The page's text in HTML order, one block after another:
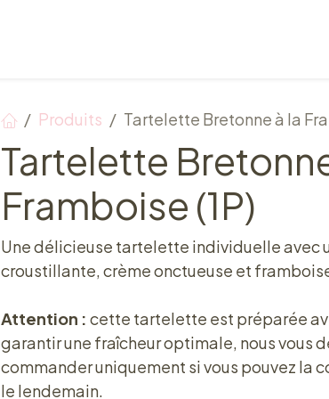
Produits Tartelette Bretonne à la
Tartelette
Framboise (1P)
Une délicieuse tartelette individuelle avec
croustillante, crème onctueuse et
Attention : cette tartelette est préparée
garantir une fraîcheur optimale, nous vous
commander uniquement si vous pouvez la
le lendemain.